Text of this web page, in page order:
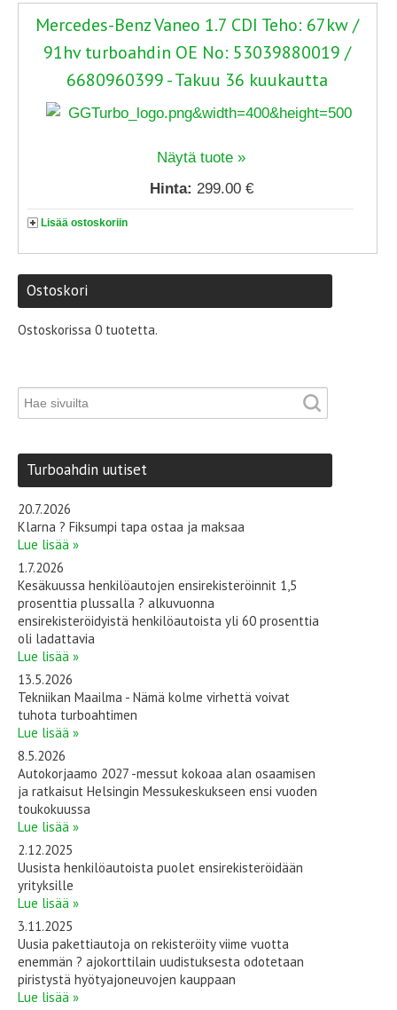
Mercedes-Benz Vaneo 1.7 CDI Teho: 67kw /
91hv turboahdin OE No: 53039880019 /
6680960399 - Takuu 36 kuukautta
Näytä tuote »
Hinta: 299.00 €
Lisää ostoskoriin
Ostoskori
Ostoskorissa 0 tuotetta.
Turboahdin uutiset
20.7.2026
Klarna ? Fiksumpi tapa ostaa ja maksaa
Lue lisää »
1.7.2026
Kesäkuussa henkilöautojen ensirekisteröinnit 1,5
prosenttia plussalla ? alkuvuonna
ensirekisteröidyistä henkilöautoista yli 60 prosenttia
oli ladattavia
Lue lisää »
13.5.2026
Tekniikan Maailma - Nämä kolme virhettä voivat
tuhota turboahtimen
Lue lisää »
8.5.2026
Autokorjaamo 2027 -messut kokoaa alan osaamisen
ja ratkaisut Helsingin Messukeskukseen ensi vuoden
toukokuussa
Lue lisää »
2.12.2025
Uusista henkilöautoista puolet ensirekisteröidään
yrityksille
Lue lisää »
3.11.2025
Uusia pakettiautoja on rekisteröity viime vuotta
enemmän ? ajokorttilain uudistuksesta odotetaan
piristystä hyötyajoneuvojen kauppaan
Lue lisää »